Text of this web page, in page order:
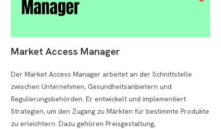
Market Access Manager
Der Market Access Manager arbeitet an der Schnittstelle
zwischen Unternehmen, Gesundheitsanbietern und
Regulierungsbehörden. Er entwickelt und implementiert
Strategien, um den Zugang zu Märkten für bestimmte Produkte
zu erleichtern. Dazu gehören Preisgestaltung,